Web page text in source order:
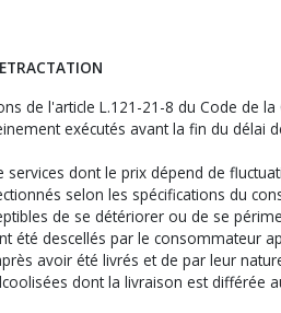
de l'article L.121-21-8 du Code de
exécutés avant la fin du
dont le prix dépend de
selon les spécifications du
de se détériorer ou de se
été descellés par le consommateur
avoir été livrés et de par leur
dont la livraison est différée